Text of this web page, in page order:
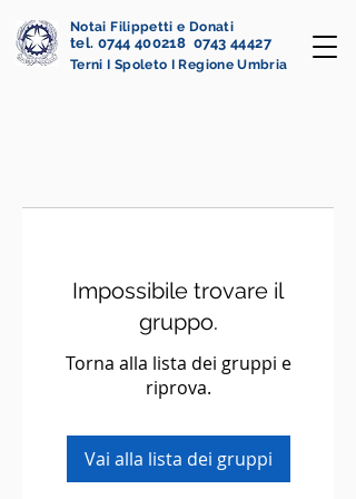
Notai Filippetti e Donati
tel. 0744 400218 0743 44427
Terni I Spoleto I Regione Umbria
Impossibile trovare il
gruppo.
Torna alla lista dei gruppi e
riprova.
Vai alla lista dei gruppi